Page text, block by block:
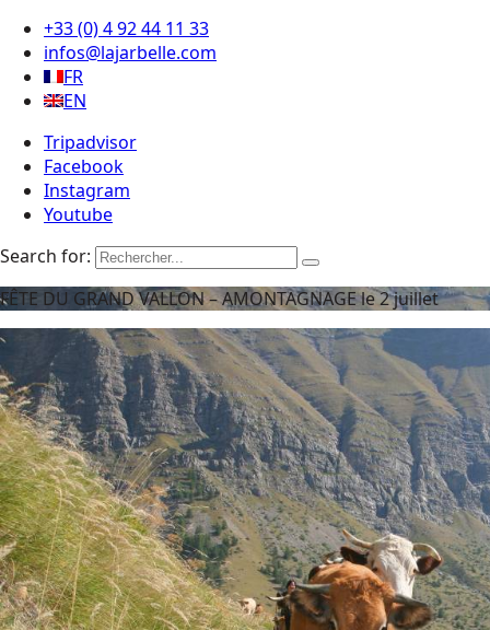
+33 (0) 4 92 44 11 33
infos@lajarbelle.com
FR
EN
Tripadvisor
Facebook
Instagram
Youtube
Search for:
FÊTE DU GRAND VALLON – AMONTAGNAGE le 2 juillet